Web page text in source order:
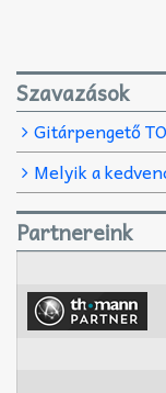
Szavazások
Gitárpengető
Melyik a
Partnereink